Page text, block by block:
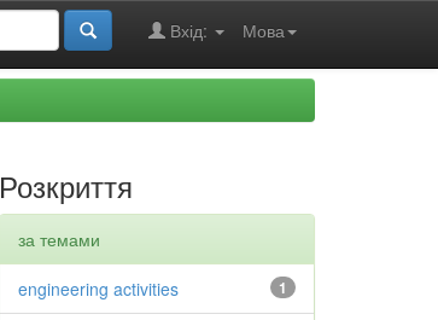
Мова
Вхід:
Розкриття
за темами
1
engineering activities